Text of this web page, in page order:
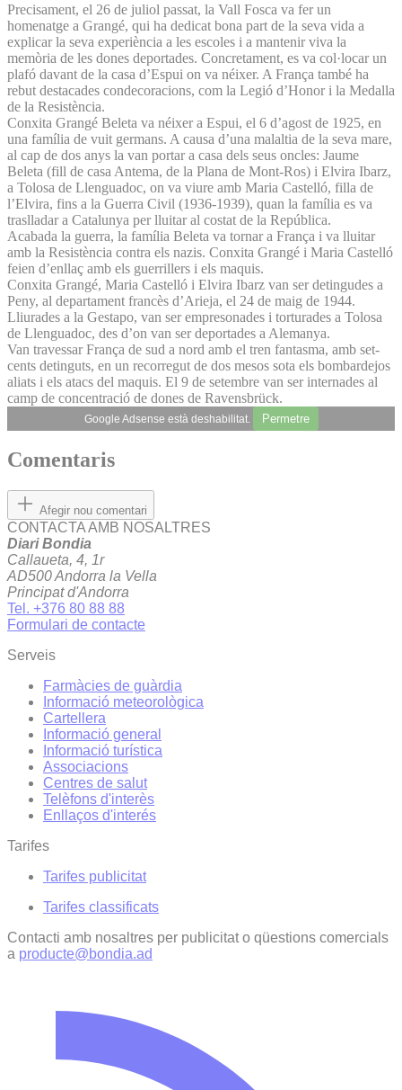
Precisament, el 26 de juliol passat, la Vall Fosca va fer un
homenatge a Grangé, qui ha dedicat bona part de la seva vida a
explicar la seva experiència a les escoles i a mantenir viva la
memòria de les dones deportades. Concretament, es va col·locar un
plafó davant de la casa d’Espui on va néixer. A França també ha
rebut destacades condecoracions, com la Legió d’Honor i la Medalla
de la Resistència.
Conxita Grangé Beleta va néixer a Espui, el 6 d’agost de 1925, en
una família de vuit germans. A causa d’una malaltia de la seva mare,
al cap de dos anys la van portar a casa dels seus oncles: Jaume
Beleta (fill de casa Antema, de la Plana de Mont-Ros) i Elvira Ibarz,
a Tolosa de Llenguadoc, on va viure amb Maria Castelló, filla de
l’Elvira, fins a la Guerra Civil (1936-1939), quan la família es va
traslladar a Catalunya per lluitar al costat de la República.
Acabada la guerra, la família Beleta va tornar a França i va lluitar
amb la Resistència contra els nazis. Conxita Grangé i Maria Castelló
feien d’enllaç amb els guerrillers i els maquis.
Conxita Grangé, Maria Castelló i Elvira Ibarz van ser detingudes a
Peny, al departament francès d’Arieja, el 24 de maig de 1944.
Lliurades a la Gestapo, van ser empresonades i torturades a Tolosa
de Llenguadoc, des d’on van ser deportades a Alemanya.
Van travessar França de sud a nord amb el tren fantasma, amb set-
cents detinguts, en un recorregut de dos mesos sota els bombardejos
aliats i els atacs del maquis. El 9 de setembre van ser internades al
camp de concentració de dones de Ravensbrück.
Google Adsense està deshabilitat. Permetre
Comentaris
Afegir nou comentari
CONTACTA AMB NOSALTRES
Diari Bondia
Callaueta, 4, 1r
AD500 Andorra la Vella
Principat d'Andorra
Tel. +376 80 88 88
Formulari de contacte
Serveis
Farmàcies de guàrdia
Informació meteorològica
Cartellera
Informació general
Informació turística
Associacions
Centres de salut
Telèfons d'interès
Enllaços d'interés
Tarifes
Tarifes publicitat
Tarifes classificats
Contacti amb nosaltres per publicitat o qüestions comercials
a producte@bondia.ad